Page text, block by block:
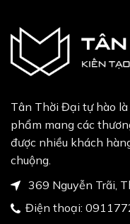
Tân Thời Đại tự hào
phẩm mang các
được nhiều khách
chuộng.
369 Nguyễn Trãi,
Điện thoại: